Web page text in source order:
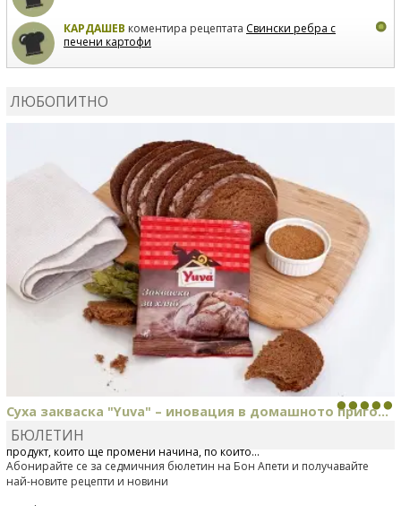
КАРДАШЕВ коментира рецептата Свински ребра с
печени картофи
ЛЮБОПИТНО
Суха закваска "Yuva" – иновация в домашното приго...
Отскоро Лесафр България стартира предлагането на изцяло нов
продукт, който ще промени начина, по който...
БЮЛЕТИН
Абонирайте се за седмичния бюлетин на Бон Апети и получавайте
най-новите рецепти и новини